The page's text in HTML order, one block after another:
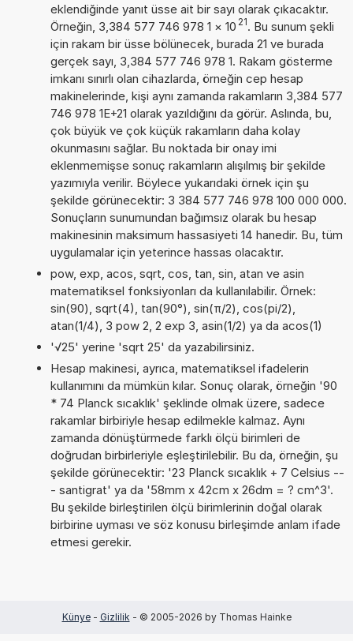
eklendiğinde yanıt üsse ait bir sayı olarak çıkacaktır.
Örneğin, 3,384 577 746 978 1 × 10 21. Bu sunum şekli
için rakam bir üsse bölünecek, burada 21 ve burada
gerçek sayı, 3,384 577 746 978 1. Rakam gösterme
imkanı sınırlı olan cihazlarda, örneğin cep hesap
makinelerinde, kişi aynı zamanda rakamların 3,384 577
746 978 1E+21 olarak yazıldığını da görür. Aslında, bu,
çok büyük ve çok küçük rakamların daha kolay
okunmasını sağlar. Bu noktada bir onay imi
eklenmemişse sonuç rakamların alışılmış bir şekilde
yazımıyla verilir. Böylece yukarıdaki örnek için şu
şekilde görünecektir: 3 384 577 746 978 100 000 000.
Sonuçların sunumundan bağımsız olarak bu hesap
makinesinin maksimum hassasiyeti 14 hanedir. Bu, tüm
uygulamalar için yeterince hassas olacaktır.
pow, exp, acos, sqrt, cos, tan, sin, atan ve asin
matematiksel fonksiyonları da kullanılabilir. Örnek:
sin(90), sqrt(4), tan(90°), sin(π/2), cos(pi/2),
atan(1/4), 3 pow 2, 2 exp 3, asin(1/2) ya da acos(1)
'√25' yerine 'sqrt 25' da yazabilirsiniz.
Hesap makinesi, ayrıca, matematiksel ifadelerin
kullanımını da mümkün kılar. Sonuç olarak, örneğin '90
* 74 Planck sıcaklık' şeklinde olmak üzere, sadece
rakamlar birbiriyle hesap edilmekle kalmaz. Aynı
zamanda dönüştürmede farklı ölçü birimleri de
doğrudan birbirleriyle eşleştirilebilir. Bu da, örneğin, şu
şekilde görünecektir: '23 Planck sıcaklık + 7 Celsius --
- santigrat' ya da '58mm x 42cm x 26dm = ? cm^3'.
Bu şekilde birleştirilen ölçü birimlerinin doğal olarak
birbirine uyması ve söz konusu birleşimde anlam ifade
etmesi gerekir.
Künye- Gizlilik - © 2005-2026 by Thomas Hainke